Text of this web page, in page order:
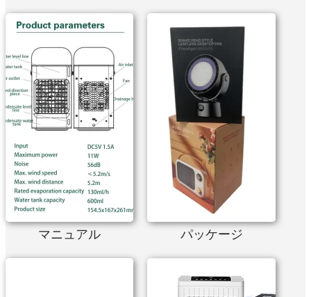
マニュアル パッケージ